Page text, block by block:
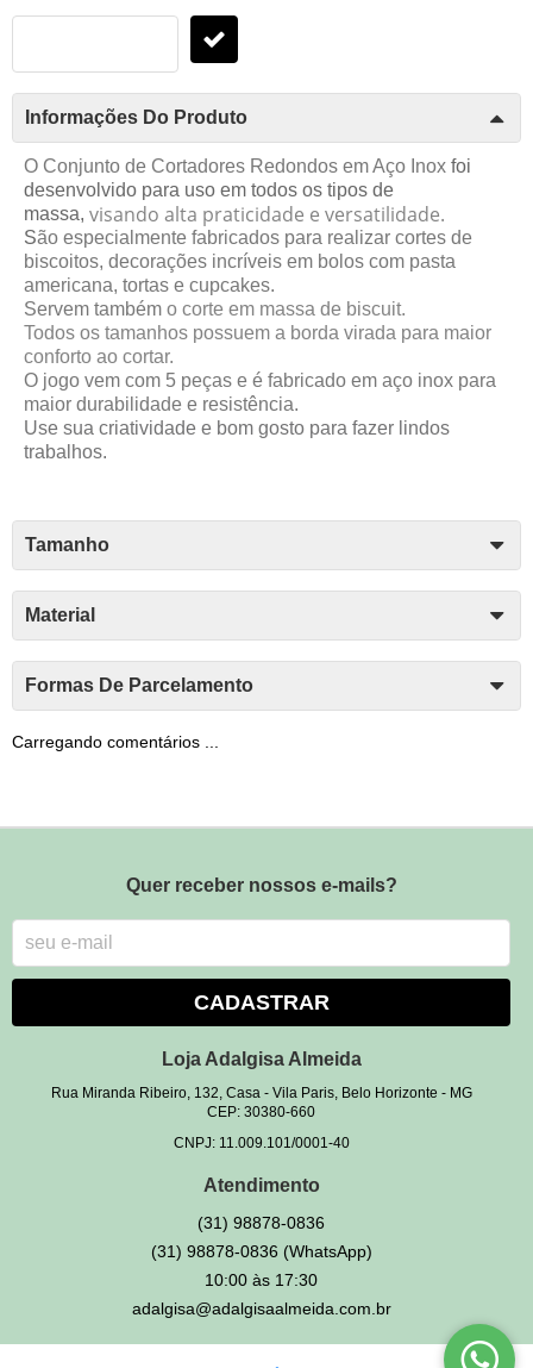
Informações Do Produto
O Conjunto de Cortadores Redondos em Aço Inox foi
desenvolvido para uso em todos os tipos de
massa, visando alta praticidade e versatilidade.
São especialmente fabricados para realizar cortes de
biscoitos, decorações incríveis em bolos com pasta
americana, tortas e cupcakes.
Servem também o corte em massa de biscuit.
Todos os tamanhos possuem a borda virada para maior
conforto ao cortar.
O jogo vem com 5 peças e é fabricado em aço inox para
maior durabilidade e resistência.
Use sua criatividade e bom gosto para fazer lindos
trabalhos.
Tamanho
Material
Formas De Parcelamento
Carregando comentários ...
Quer receber nossos e-mails?
CADASTRAR
Loja Adalgisa Almeida
Rua Miranda Ribeiro, 132, Casa- Vila Paris, Belo Horizonte - MG
CEP: 30380-660
CNPJ: 11.009.101/0001-40
Atendimento
(31) 98878-0836
(31) 98878-0836 (WhatsApp)
10:00 às 17:30
adalgisa@adalgisaalmeida.com.br